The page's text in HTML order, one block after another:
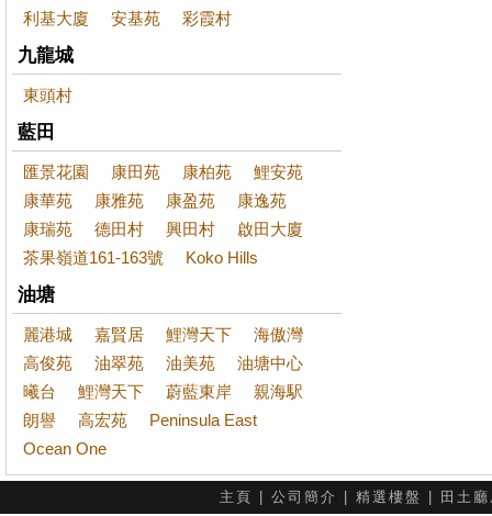
利基大廈 安基苑 彩霞村
九龍城
東頭村
藍田
匯景花園 康田苑 康柏苑
鯉安苑
康華苑
康雅苑 康盈苑
康逸苑
康瑞苑
德田村 興田村
啟田大廈
茶果嶺道161-163號
Koko Hills
油塘
麗港城 嘉賢居 鯉灣天下
海傲灣
高俊苑
油翠苑 油美苑
油塘中心
曦台
鯉灣天下 蔚藍東岸
親海駅
朗譽
高宏苑
Peninsula East
Ocean One
主頁 公司簡介 精選樓盤 田土